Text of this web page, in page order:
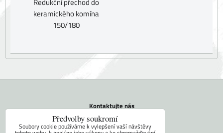
keramického komína
150/180
Kontaktujte nás
Tel.: +420 604 742 971
E-mail:faram@ceskakamna.cz
Předvolby soukromí
Soubory cookie používáme k vylepšení vaší návštěvy